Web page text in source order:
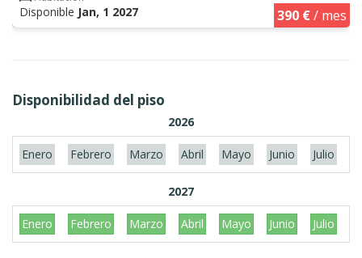
Disponible Jan, 1 2027 390 €/ mes
Disponibilidad del piso
2026
Enero Febrero Marzo Abril Mayo Junio Julio
2027
Enero Febrero Marzo Abril Mayo Junio Julio